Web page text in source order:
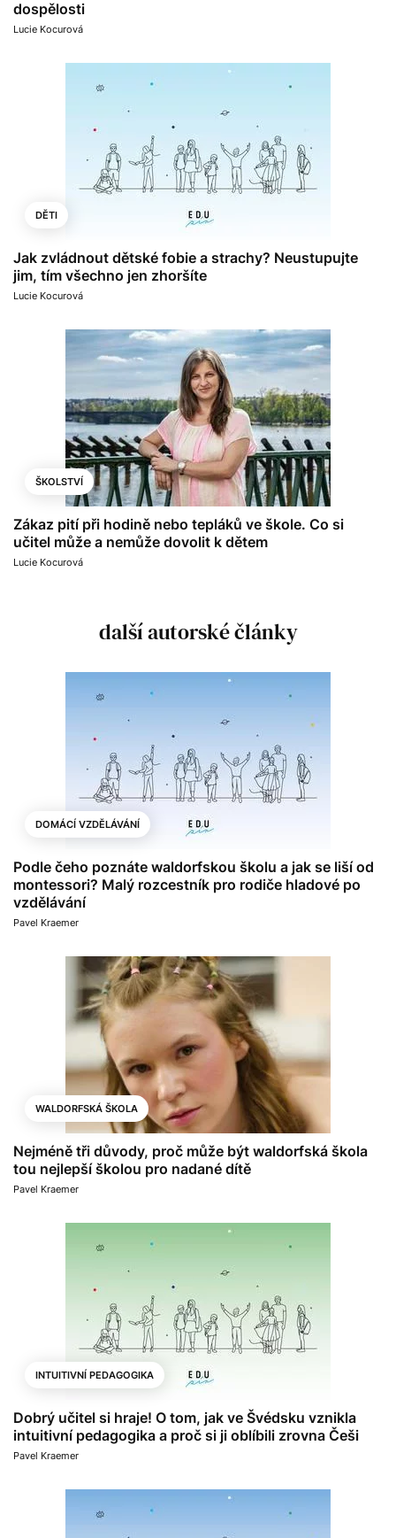
dospělosti
Lucie Kocurová
DĚTI
Jak zvládnout dětské fobie a strachy? Neustupujte
jim, tím všechno jen zhoršíte
Lucie Kocurová
ŠKOLSTVÍ
Zákaz pití při hodině nebo tepláků ve škole. Co si
učitel může a nemůže dovolit k dětem
Lucie Kocurová
další autorské články
DOMÁCÍ VZDĚLÁVÁNÍ
Podle čeho poznáte waldorfskou školu a jak se liší od
montessori? Malý rozcestník pro rodiče hladové po
vzdělávání
Pavel Kraemer
WALDORFSKÁ ŠKOLA
Nejméně tři důvody, proč může být waldorfská škola
tou nejlepší školou pro nadané dítě
Pavel Kraemer
INTUITIVNÍ PEDAGOGIKA
Dobrý učitel si hraje! O tom, jak ve Švédsku vznikla
intuitivní pedagogika a proč si ji oblíbili zrovna Češi
Pavel Kraemer